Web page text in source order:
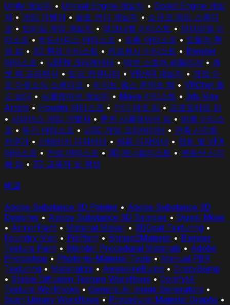
Unity 개발자 • Unreal Engine 개발자 • Godot Engine 개발
자 • 게임 개발자 • 솔로 인디 개발자 • 소규모 게임 스튜디
오 • 모바일 게임 개발자 • 테크니컬 아티스트 • 머티리얼 아
티스트 • 하드서피스 아티스트 • 프롭 아티스트 • 모듈러 환
경 팀 • 3D 환경 아티스트 • 키트배시 아티스트 • Blender
아티스트 • UEFN 크리에이터 • 에셋 스토어 퍼블리셔 • 에
셋 팩 프리랜서 • 모딩 커뮤니티 • VR/AR 개발자 • 게임 아
트 아웃소싱 스튜디오 • 라이브 옵스 콘텐츠 팀 • VRChat 월
드 빌더 • 시뮬레이션 개발자 • Maya 아티스트 • 3ds Max
Artists • Houdini 아티스트 • 인디 아트 팀 • 프로토타입 팀
• 시리어스 게임 개발자 • 훈련 시뮬레이션 팀 • 비클 아티스
트 • 무기 아티스트 • UGC 게임 크리에이터 • 건축 시각화
전문가 • 인테리어 디자이너 • 제품 디자이너 • 영화 및 VFX
아티스트 • 컨셉 아티스트 • 3D 제너럴리스트 • 부동산 시각
화 팀 • 3D 교육자 및 학생
비교
Adobe Substance 3D Painter • Adobe Substance 3D
Designer • Adobe Substance 3D Sampler • Quixel Mixer
• ArmorPaint • Material Maker • 3DCoat Texturing •
Foundry Mari • PixPlant • Bitmap2Material • Blender
Texture Paint • Blender Procedural Materials • Adobe
Photoshop • Photo-to-Material Tools • Manual PBR
Texturing • Materialize • AwesomeBump • CrazyBump
• Stable Diffusion Texture Workflows • ComfyUI
Texture Workflows • Generic AI Image Generators •
Scan Library Workflows • Procedural Material Graphs •